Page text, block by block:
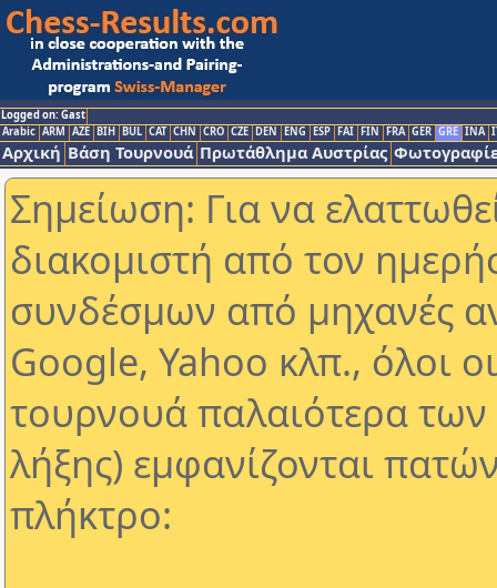
Logged on: Gast
Arabic ARM AZE BIH BUL CAT CHN CRO CZE DEN ENG ESP FAI FIN FRA GER GRE INA
Αρχική Βάση Τουρνουά Πρωτάθλημα Αυστρίας
Σημείωση: Για να
διακομιστή από τον
συνδέσμων από μηχανές
Google, Yahoo κλπ., όλοι
τουρνουά παλαιότερα
λήξης) εμφανίζονται
πλήκτρο: